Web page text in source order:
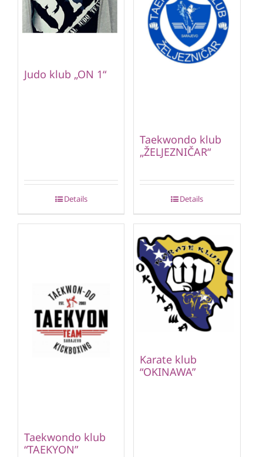
Judo klub „ON 1“
Details
Taekwondo klub
„ŽELJEZNIČAR“
Details
Taekwondo klub
“TAEKYON”
Karate klub
“OKINAWA”